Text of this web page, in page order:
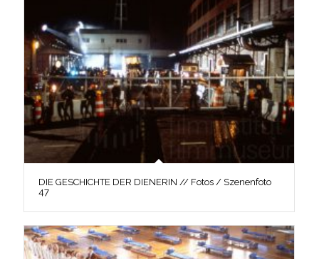
DIE GESCHICHTE DER DIENERIN // Fotos / Szenenfoto
47